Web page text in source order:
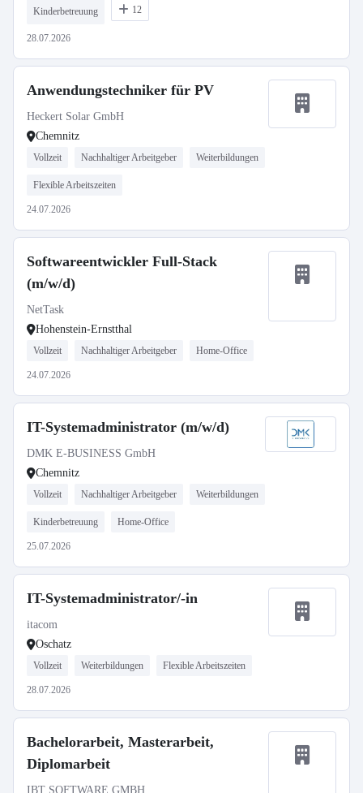
Kinderbetreuung 12
28.07.2026
Anwendungstechniker für PV
Heckert Solar GmbH
Chemnitz
Vollzeit Nachhaltiger Arbeitgeber Weiterbildungen
Flexible Arbeitszeiten
24.07.2026
Softwareentwickler Full-Stack
(m/w/d)
NetTask
Hohenstein-Ernstthal
Vollzeit Nachhaltiger Arbeitgeber Home-Office
24.07.2026
IT-Systemadministrator (m/w/d)
DMK E-BUSINESS GmbH
Chemnitz
Vollzeit Nachhaltiger Arbeitgeber Weiterbildungen
Kinderbetreuung Home-Office
25.07.2026
IT-Systemadministrator/-in
itacom
Oschatz
Vollzeit Weiterbildungen Flexible Arbeitszeiten
28.07.2026
Bachelorarbeit, Masterarbeit,
Diplomarbeit
IBT SOFTWARE GMBH